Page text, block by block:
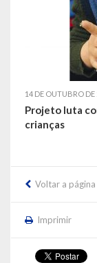
14 DE OUTUBRO DE
Projeto luta
crianças
Voltar a
Imprimir